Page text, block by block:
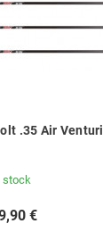
.35 Air Venturi
stock
€